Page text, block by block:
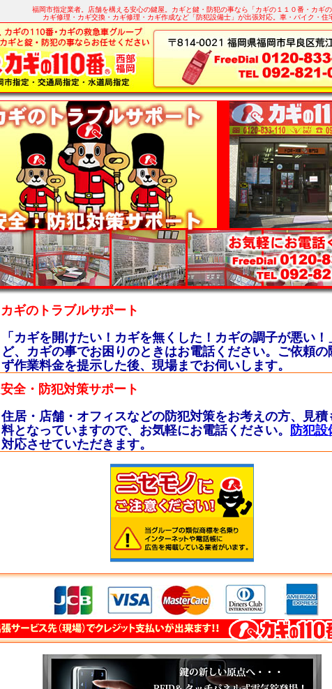
福岡市指定業者。店舗を構える安心の鍵屋。カギと鍵・防犯の事なら「カギの１１０番・カギ
カギ修理・カギ交換・カギ修理・カギ作成など「防犯設備士」が出張対応。車・バイク・住
カギのトラブルサポート
「カギを開けたい！カギを無くした！カギの調子が悪い！
ど、カギの事でお困りのときはお電話ください。ご依頼の
ず作業料金を提示した後、現場までお伺いします。
安全・防犯対策サポート
住居・店舗・オフィスなどの防犯対策をお考えの方、見積
料となっていますので、お気軽にお電話ください。
防犯設
対応させていただきます。